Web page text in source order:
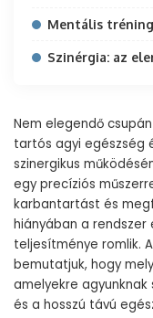
Mentális
Szinérgia: az
Nem elegendő
tartós agyi egészség
szinergikus
egy precíziós
karbantartást és
hiányában a
teljesítménye romlik.
bemutatjuk, hogy
amelyekre
és a hosszú távú